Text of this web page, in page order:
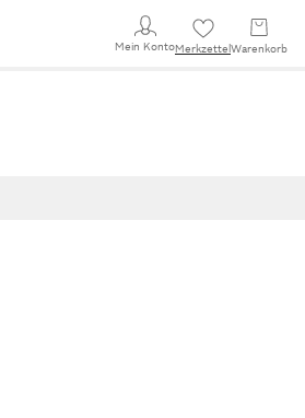
Mein KontoMerkzettel Warenkorb